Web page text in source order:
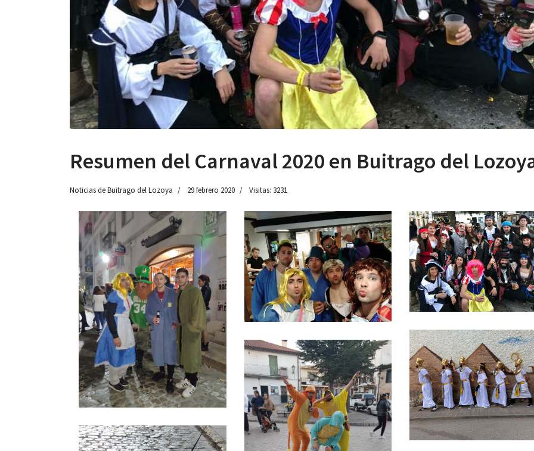
Resumen del Carnaval 2020 en Buitrago del
Noticias de Buitrago del Lozoya 29 febrero 2020 Visitas: 3231